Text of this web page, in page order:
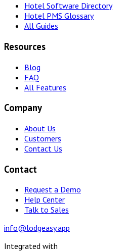
Hotel Software Directory
Hotel PMS Glossary
All Guides
Resources
Blog
FAQ
All Features
Company
About Us
Customers
Contact Us
Contact
Request a Demo
Help Center
Talk to Sales
info@lodgeasy.app
Integrated with